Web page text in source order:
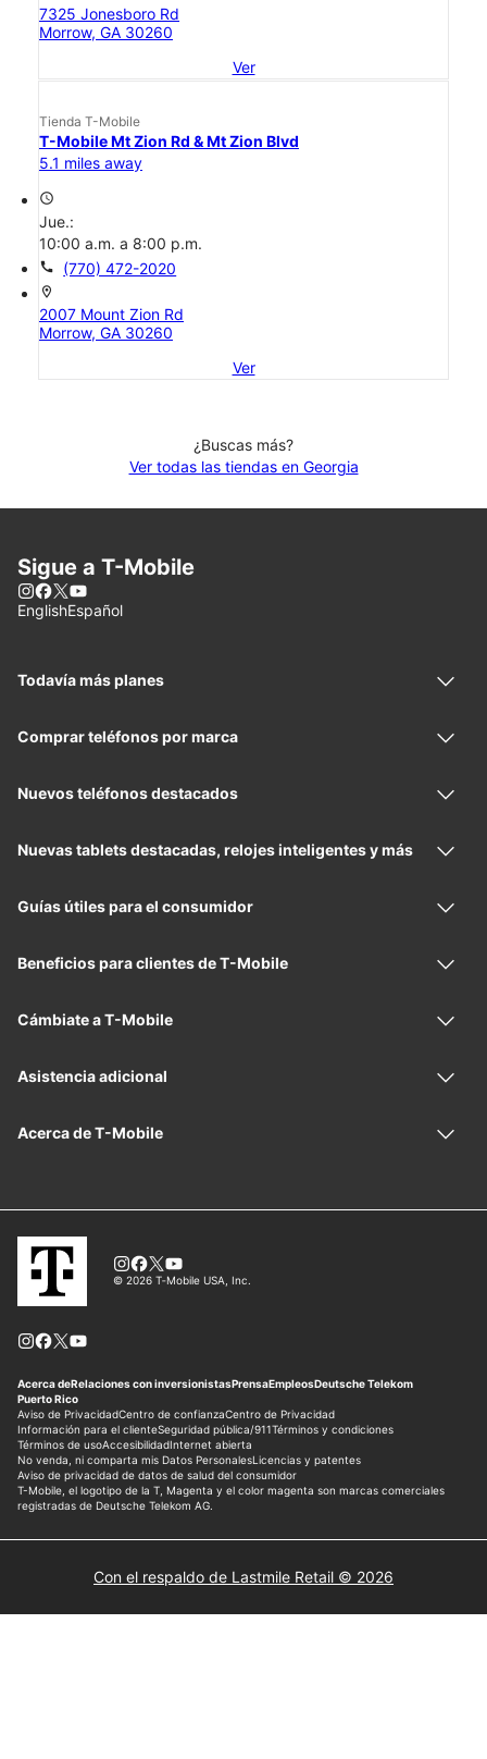
7325 Jonesboro Rd
Morrow, GA 30260
Ver
Tienda T-Mobile
T-Mobile Mt Zion Rd & Mt Zion Blvd
5.1 miles away
access_time
Jue.:
10:00 a.m. a 8:00 p.m.
call (770) 472-2020
location_on
2007 Mount Zion Rd
Morrow, GA 30260
Ver
¿Buscas más?
Ver todas las tiendas en Georgia
Con el respaldo de Lastmile Retail © 2026